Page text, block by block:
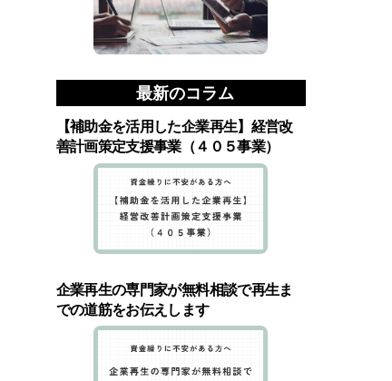
最新のコラム
【補助金を活用した企業再生】経営改
善計画策定支援事業（４０５事業）
企業再生の専門家が無料相談で再生ま
での道筋をお伝えします